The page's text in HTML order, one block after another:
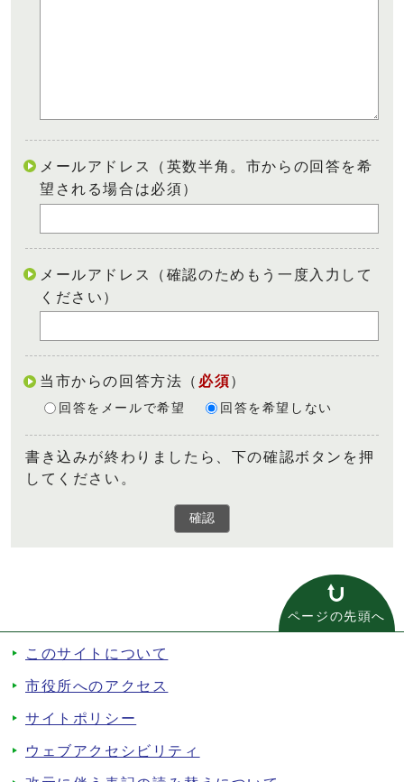
メールアドレス（英数半角。市からの回答を希
望される場合は必須）
メールアドレス（確認のためもう一度入力して
ください）
当市からの回答方法 （ 必須）
回答をメールで希望 回答を希望しない
書き込みが終わりましたら、下の確認ボタンを押
してください。
確認
ページの先頭へ
このサイトについて
市役所へのアクセス
サイトポリシー
ウェブアクセシビリティ